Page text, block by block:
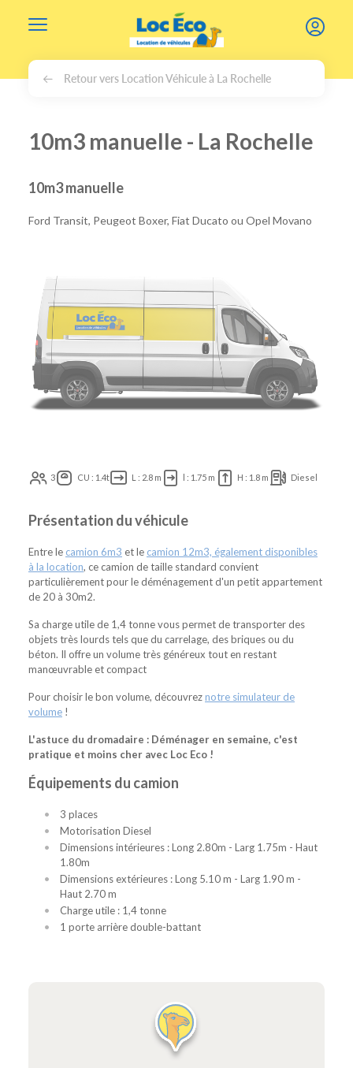
Retour vers Location Véhicule à La Rochelle
10m3 manuelle - La Rochelle
10m3 manuelle
Ford Transit, Peugeot Boxer, Fiat Ducato ou Opel Movano
3 CU : 1.4t L : 2.8 m l : 1.75 m H : 1.8 m Diesel
Présentation du véhicule
Entre le camion 6m3 et le camion 12m3, également disponibles
à la location, ce camion de taille standard convient
particulièrement pour le déménagement d'un petit appartement
de 20 à 30m2.
Sa charge utile de 1,4 tonne vous permet de transporter des
objets très lourds tels que du carrelage, des briques ou du
béton. Il offre un volume très généreux tout en restant
manœuvrable et compact
Pour choisir le bon volume, découvreznotre simulateur de
volume !
L'astuce du dromadaire : Déménager en semaine, c'est
pratique et moins cher avec Loc Eco !
Équipements du camion
3 places
Motorisation Diesel
Dimensions intérieures : Long 2.80m - Larg 1.75m - Haut
1.80m
Dimensions extérieures : Long 5.10 m - Larg 1.90 m -
Haut 2.70 m
Charge utile : 1,4 tonne
1 porte arrière double-battant